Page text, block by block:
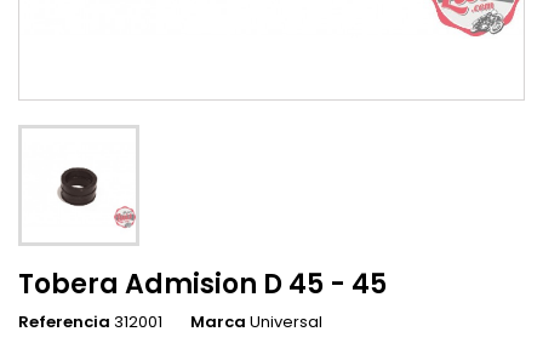
Tobera Admision D 45 - 45
Referencia 312001 Marca Universal